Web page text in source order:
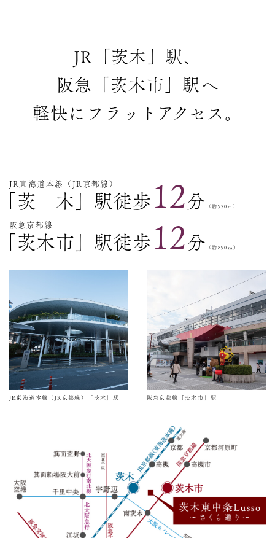
JR「茨木」駅、
阪急「茨木市」駅へ
軽快にフラットアクセス。
JR東海道本線（JR京都線）
茨 木」駅徒歩 12分 （約920m）
阪急京都線
茨木市」駅徒歩 12分 （約890ｍ）
JR東海道本線（JR京都線）「茨木」駅 阪急京都線「茨木市」駅